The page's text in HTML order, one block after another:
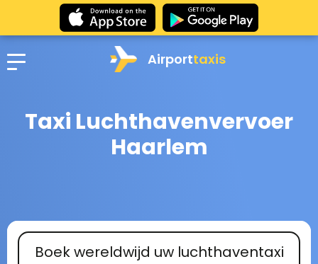
Airporttaxis
Taxi Luchthavenvervoer
Haarlem
Boek wereldwijd uw luchthaventaxi